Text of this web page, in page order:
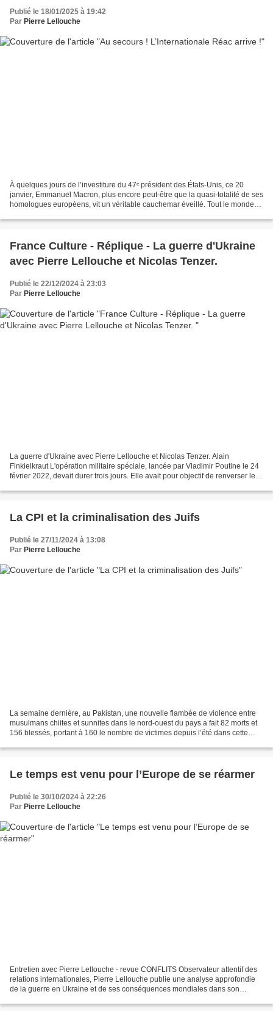
Publié le 18/01/2025 à 19:42
Par Pierre Lellouche
À quelques jours de l’investiture du 47ᵉ président des États-Unis, ce 20
janvier, Emmanuel Macron, plus encore peut-être que la quasi-totalité de ses
homologues européens, vit un véritable cauchemar éveillé. Tout le monde
France Culture - Réplique - La guerre d'Ukraine
avec Pierre Lellouche et Nicolas Tenzer.
Publié le 22/12/2024 à 23:03
Par Pierre Lellouche
La guerre d'Ukraine avec Pierre Lellouche et Nicolas Tenzer. Alain
Finkielkraut L'opération militaire spéciale, lancée par Vladimir Poutine le 24
février 2022, devait durer trois jours. Elle avait pour objectif de renverser le
La CPI et la criminalisation des Juifs
Publié le 27/11/2024 à 13:08
Par Pierre Lellouche
La semaine dernière, au Pakistan, une nouvelle flambée de violence entre
musulmans chiites et sunnites dans le nord-ouest du pays a fait 82 morts et
156 blessés, portant à 160 le nombre de victimes depuis l’été dans cette
Le temps est venu pour l’Europe de se réarmer
Publié le 30/10/2024 à 22:26
Par Pierre Lellouche
Entretien avec Pierre Lellouche - revue CONFLITS Observateur attentif des
relations internationales, Pierre Lellouche publie une analyse approfondie
de la guerre en Ukraine et de ses conséquences mondiales dans son